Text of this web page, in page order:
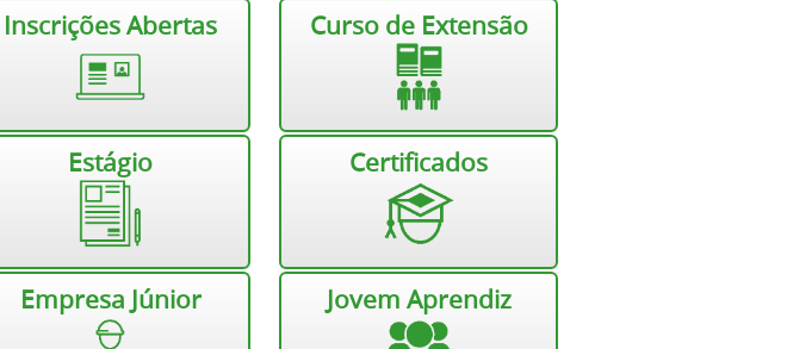
Inscrições Abertas Curso de Extensão
Estágio Certificados
Empresa Júnior Jovem Aprendiz